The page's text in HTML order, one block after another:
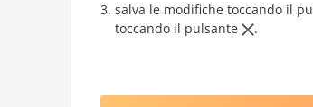
salva le modifiche toccando il
toccando il pulsante
.